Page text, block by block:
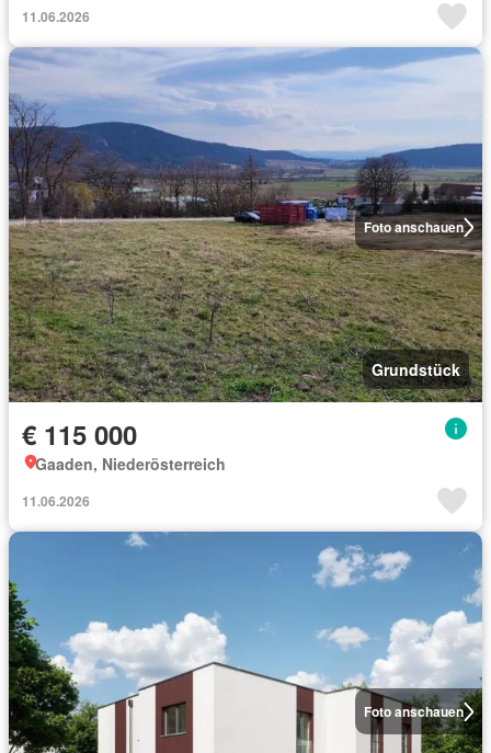
11.06.2026
Foto anschauen
Grundstück
€ 115 000
Gaaden, Niederösterreich
11.06.2026
Foto anschauen